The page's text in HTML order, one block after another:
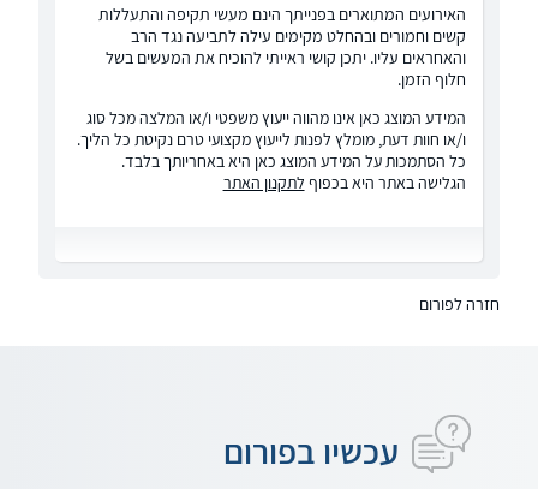
האירועים המתוארים בפנייתך הינם מעשי תקיפה והתעללות
קשים וחמורים ובהחלט מקימים עילה לתביעה נגד הרב
והאחראים עליו. יתכן קושי ראייתי להוכיח את המעשים בשל
חלוף הזמן.
המידע המוצג כאן אינו מהווה ייעוץ משפטי ו/או המלצה מכל סוג
ו/או חוות דעת, מומלץ לפנות לייעוץ מקצועי טרם נקיטת כל הליך.
כל הסתמכות על המידע המוצג כאן היא באחריותך בלבד.
הגלישה באתר היא בכפוף לתקנון האתר
חזרה לפורום
עכשיו בפורום